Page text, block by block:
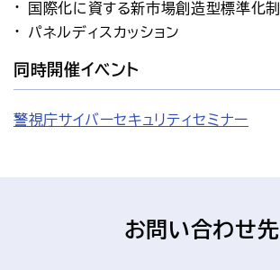
国際化に資する新市場創造型標準化
パネルディスカッション
同時開催イベント
警視庁サイバーセキュリティセミナー
お問い合わせ先